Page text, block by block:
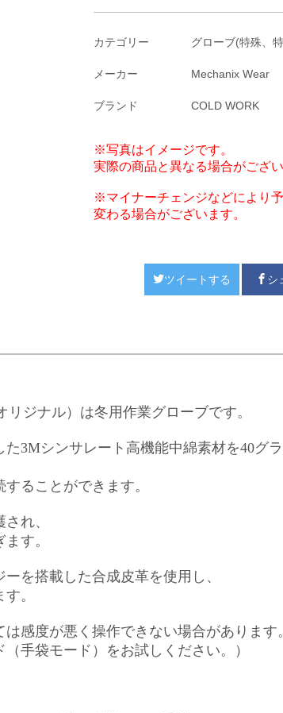
カテゴリー グローブ(特殊、
メーカー Mechanix Wear
ブランド COLD WORK
※写真はイメージです。
実際の商品と異なる場合がござい
※マイナーチェンジなどにより
変わる場合がございます。
ツイートする シ
ジナル）は冬用作業グローブです。
3Mシンサレート高機能中綿素材を40グ
ることができます。
れ、
す。
を搭載した合成皮革を使用し、
。
感度が悪く操作できない場合があります
手袋モード）をお試しください。）